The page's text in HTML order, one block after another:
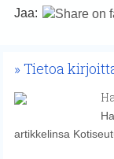
Jaa:
Tietoa
artikkelinsa